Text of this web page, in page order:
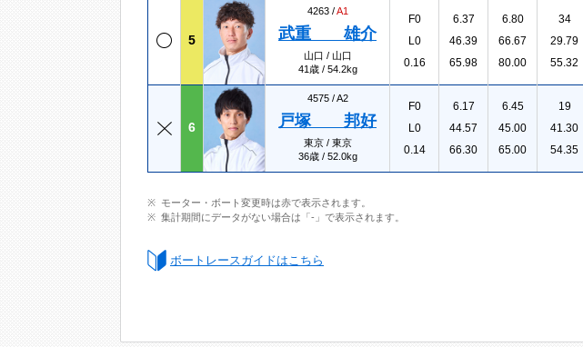
5
4263 /A1
武重 雄介
山口 / 山口
41歳 / 54.2kg
F0
L0
0.16
6.37
46.39
65.98
6.80
66.67
80.00
34
29.79
55.32
6
4575 /A2
戸塚 邦好
東京 / 東京
36歳 / 52.0kg
F0
L0
0.14
6.17
44.57
66.30
6.45
45.00
65.00
19
41.30
54.35
モーター・ボート変更時は赤で表示されます。
集計期間にデータがない場合は「-」で表示されます。
ボートレースガイドはこちら